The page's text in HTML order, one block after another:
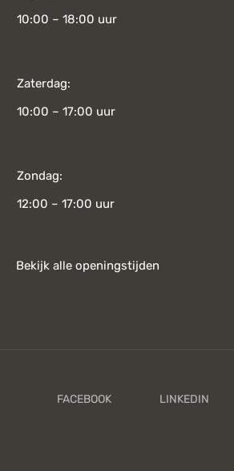
10:00 – 18:00 uur
Zaterdag:
10:00 – 17:00 uur
Zondag:
12:00 – 17:00 uur
Bekijk alle openingstijden